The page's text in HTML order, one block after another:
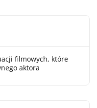
filmowych, które
aktora